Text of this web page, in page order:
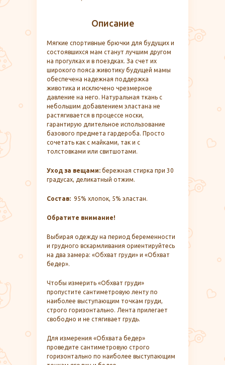
Описание
Мягкие спортивные брючки для будущих и
состоявшихся мам станут лучшим другом
на прогулках и в поездках. За счет их
широкого пояса животику будущей мамы
обеспечена надежная поддержка
животика и исключено чрезмерное
давление на него. Натуральная ткань с
небольшим добавлением эластана не
растягивается в процессе носки,
гарантирую длительное использование
базового предмета гардероба. Просто
сочетать как с майками, так и с
толстовками или свитшотами.
Уход за вещами: бережная стирка при 30
градусах, деликатный отжим.
Состав: 95% хлопок, 5% эластан.
Обратите внимание!
Выбирая одежду на период беременности
и грудного вскармливания ориентируйтесь
на два замера: «Обхват груди» и «Обхват
бедер».
Чтобы измерить «Обхват груди»
пропустите сантиметровую ленту по
наиболее выступающим точкам груди,
строго горизонтально. Лента прилегает
свободно и не стягивает грудь.
Для измерения «Обхвата бедер»
проведите сантиметровую строго
горизонтально по наиболее выступающим